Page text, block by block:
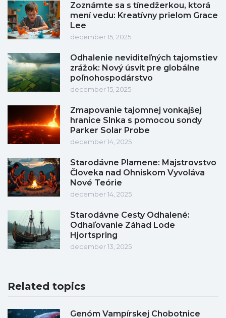
Zoznámte sa s tínedžerkou, ktorá
mení vedu: Kreatívny prielom Grace
Lee
december 15, 2025
Odhalenie neviditeľných tajomstiev
zrážok: Nový úsvit pre globálne
poľnohospodárstvo
december 15, 2025
Zmapovanie tajomnej vonkajšej
hranice Slnka s pomocou sondy
Parker Solar Probe
december 14, 2025
Starodávne Plamene: Majstrovstvo
Človeka nad Ohniskom Vyvoláva
Nové Teórie
december 14, 2025
Starodávne Cesty Odhalené:
Odhaľovanie Záhad Lode
Hjortspring
december 13, 2025
Related topics
Genóm Vampírskej Chobotnice